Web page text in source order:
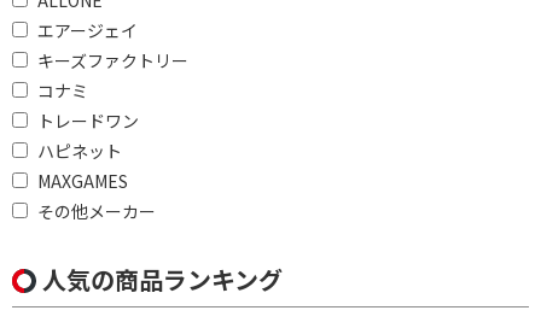
エアージェイ
キーズファクトリー
コナミ
トレードワン
ハピネット
MAXGAMES
その他メーカー
人気の商品ランキング